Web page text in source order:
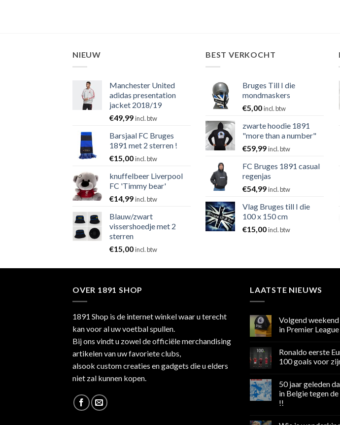
NIEUW
Manchester United
adidas presentation
jacket 2018/19
€49,99incl. btw
Barsjaal FC Bruges
1891 met 2 sterren !
€15,00incl. btw
knuffelbeer Liverpool
FC 'Timmy bear'
€14,99incl. btw
Blauw/zwart
vissershoedje met 2
sterren
€15,00incl. btw
BEST VERKOCHT
Bruges Till I die
mondmaskers
€5,00incl. btw
zwarte hoodie 1891
"more than a number"
€59,99incl. btw
FC Bruges 1891 casual
regenjas
€54,99incl. btw
Vlag Bruges till I die
100 x 150 cm
€15,00incl. btw
OVER 1891 SHOP
1891 Shop is de internet winkel waar u terecht
kan voor al uw voetbal spullen.
Bij ons vindt u zowel de officiële merchandising
artikelen van uw favoriete clubs,
alsook custom creaties en gadgets die u elders
niet zal kunnen kopen.
LAATSTE NIEUWS
Volgend
in Premier League
op
Volgend
weekend
media
in
Premier
League
Ronaldo eerste
100 goals voor
op
Ronaldo
eerste
Europeaan
dan
50 jaar geleden
in Belgie tegen
!!